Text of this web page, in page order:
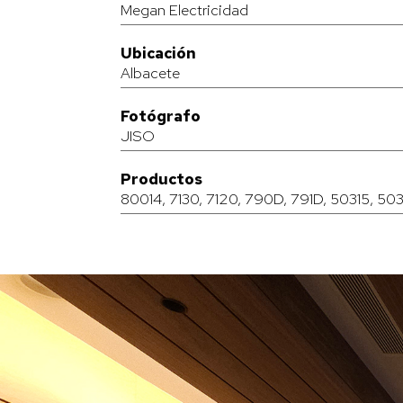
Megan Electricidad
Ubicación
Albacete
Fotógrafo
JISO
Productos
80014,7130,7120,790D,791D, 50315,